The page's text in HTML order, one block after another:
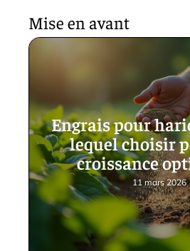
Mise en avant
Engrais pour
lequel choisir
croissance
11 mars 2026